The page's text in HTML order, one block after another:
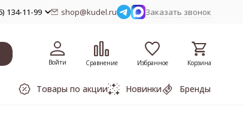
134-11-99 shop@kudel.ru Заказать звонок
Войти Сравнение Избранное Корзина
Товары по акции Новинки Бренды